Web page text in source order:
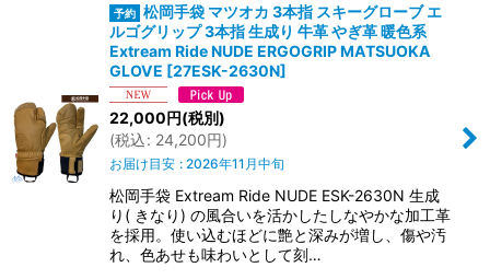
松岡手袋 マツオカ 3本指 スキーグローブ エ
ルゴグリップ 3本指 生成り 牛革 やぎ革 暖色系
Extream Ride NUDE ERGOGRIP MATSUOKA
GLOVE [27ESK-2630N]
22,000円(税別)
(税込: 24,200円)
お届け目安 : 2026年11月中旬
松岡手袋 Extream Ride NUDE ESK-2630N 生成
り( きなり) の風合いを活かしたしなやかな加工革
を採用。使い込むほどに艶と深みが増し、傷や汚
れ、色あせも味わいとして刻…